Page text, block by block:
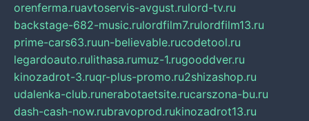
orenferma.ruavtoservis-avgust.rulord-tv.ru
backstage-682-music.rulordfilm7.rulordfilm13.ru
prime-cars63.ruun-believable.rucodetool.ru
legardoauto.rulithasa.rumuz-1.rugooddver.ru
kinozadrot-3.ruqr-plus-promo.ru2shizashop.ru
udalenka-club.runerabotaetsite.rucarszona-bu.ru
dash-cash-now.rubravoprod.rukinozadrot13.ru